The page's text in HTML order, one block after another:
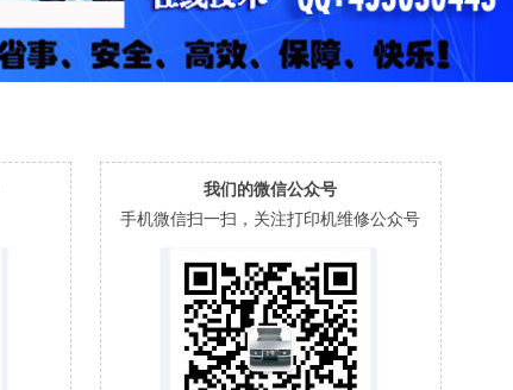
我们的微信公众号
手机微信扫一扫，关注打印机维修公众号